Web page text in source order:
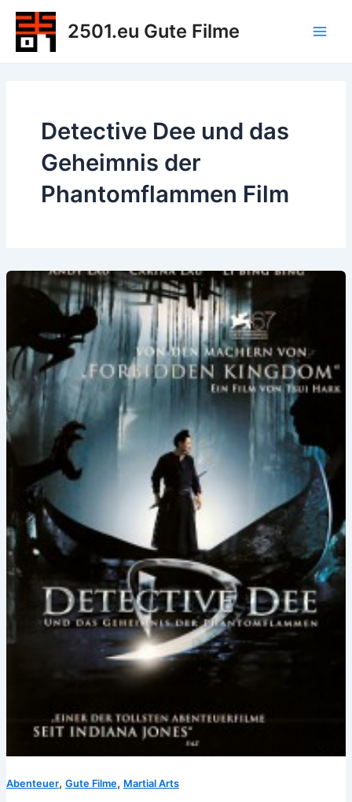
Zum
Inhalt
springen
2501.eu Gute Filme
Detective Dee und das
Geheimnis der
Phantomflammen Film
Abenteuer, Gute Filme, Martial Arts